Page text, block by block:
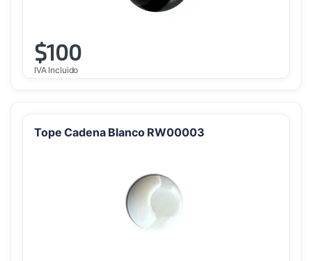
$100
IVA Incluido
Tope Cadena Blanco RW00003